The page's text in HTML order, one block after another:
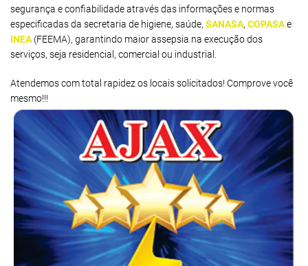
segurança e confiabilidade através das informações e normas
especificadas da secretaria de higiene, saúde, SANASA, COPASAe
INEA (FEEMA), garantindo maior assepsia na execução dos
serviços, seja residencial, comercial ou industrial.
Atendemos com total rapidez os locais solicitados! Comprove você
mesmo!!!